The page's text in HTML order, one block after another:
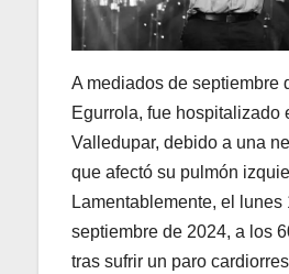
A mediados de septiembre
Egurrola, fue hospitalizado
Valledupar, debido a una
que afectó su pulmón
Lamentablemente, el lunes
septiembre de 2024, a los
tras sufrir un paro